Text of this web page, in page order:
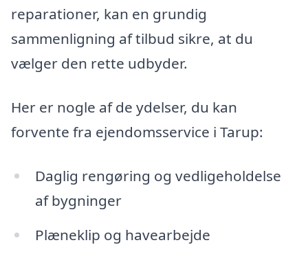
reparationer, kan en grundig
sammenligning af tilbud sikre, at du
vælger den rette udbyder.
Her er nogle af de ydelser, du kan
forvente fra ejendomsservice i Tarup:
Daglig rengøring og vedligeholdelse
af bygninger
Plæneklip og havearbejde